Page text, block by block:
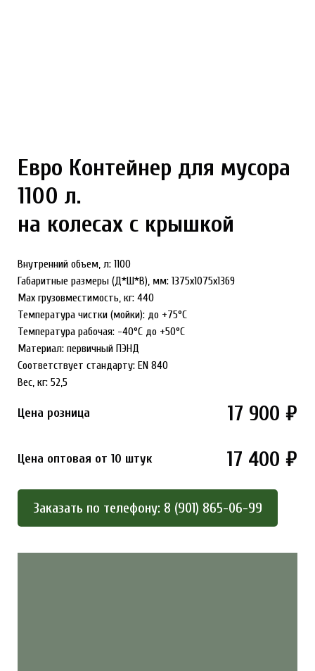
Евро Контейнер для мусора
1100 л.
на колесах с крышкой
Внутренний объем, л: 1100
Габаритные размеры (Д*Ш*В), мм: 1375х1075х1369
Max грузовместимость, кг: 440
Температура чистки (мойки): до +75°С
Температура рабочая: -40°С до +50°С
Материал: первичный ПЭНД
Соответствует стандарту: EN 840
Вес, кг: 52,5
Цена розница 17 900 ₽
Цена оптовая от 10 штук 17 400 ₽
Заказать по телефону: 8 (901) 865-06-99